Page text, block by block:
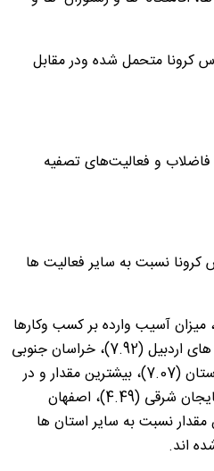
کرونا متحمل شده ودر مقابل
فاضلاب و فعالیت‌های تصفیه
نسبت به سایر فعالیت ها
• همچنین در فصل زمستان ۱۴۰۰، میزان آسیب وارده بر کسب وکارها
از شیوع ویروس کرونا در استان های اردبیل (7.92)، خراسان جنوبی
(7.787)، گلستان (7.51) و کردستان (7.07)، بیشترین مقدار و در
استان های مرکزی (4.27)، آذربایجان شرقی (4.49)، اصفهان
(5.07) کمترین مقدار نسبت به سایر استان ها
اند.